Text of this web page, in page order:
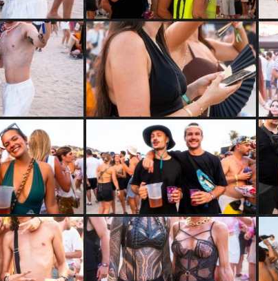
Agenda
Galerie
Photos
Magazine